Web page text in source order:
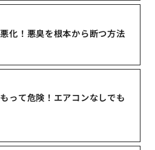
化！悪臭を根本から断つ方法
って危険！エアコンなしでも